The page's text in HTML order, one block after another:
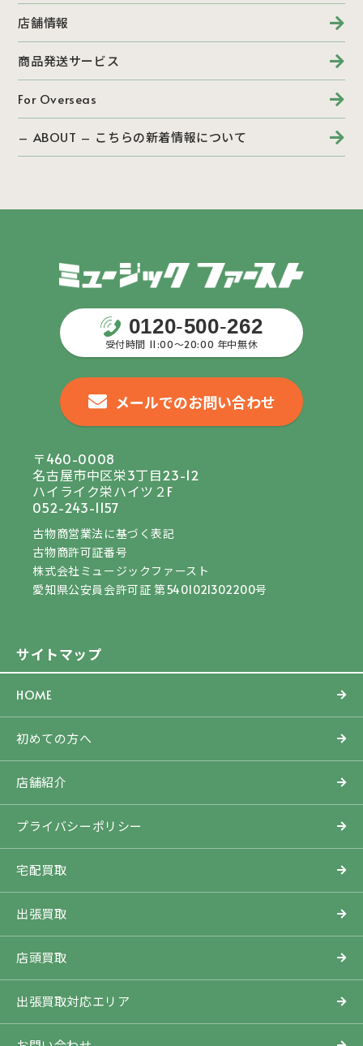
店舗情報
商品発送サービス
For Overseas
– ABOUT – こちらの新着情報について
サイトマップ
HOME
初めての方へ
店舗紹介
プライバシーポリシー
宅配買取
出張買取
店頭買取
出張買取対応エリア
0120-500-262
受付時間 11:00〜20:00 年中無休
メールでのお問い合わせ
〒460-0008
名古屋市中区栄3丁目23-12
ハイライク栄ハイツ２F
052-243-1157
古物商営業法に基づく表記
古物商許可証番号
株式会社ミュージックファースト
愛知県公安員会許可証 第5401021302200号